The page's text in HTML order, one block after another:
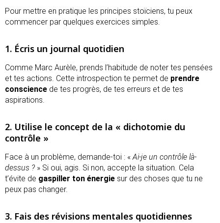
Pour mettre en pratique les principes stoïciens, tu peux
commencer par quelques exercices simples.
1. Écris un journal quotidien
Comme Marc Aurèle, prends l’habitude de noter tes pensées
et tes actions. Cette introspection te permet de prendre
conscience de tes progrès, de tes erreurs et de tes
aspirations.
2. Utilise le concept de la « dichotomie du
contrôle »
Face à un problème, demande-toi : «Ai-je un contrôle là-
dessus ? » Si oui, agis. Si non, accepte la situation. Cela
t’évite de gaspiller ton énergie sur des choses que tu ne
peux pas changer.
3. Fais des révisions mentales quotidiennes